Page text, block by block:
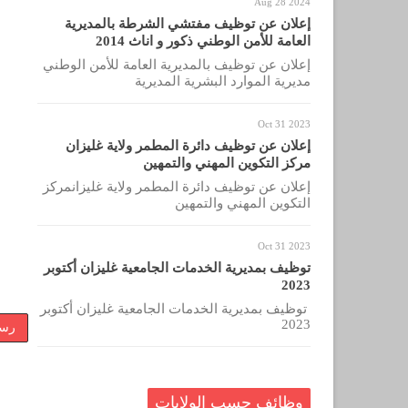
إعلان عن توظيف مفتشي الشرطة بالمديرية
العامة للأمن الوطني ذكور و اناث 2014
إعلان عن توظيف بالمديرية العامة للأمن الوطني
مديرية الموارد البشرية المديرية
Oct 31 2023
إعلان عن توظيف دائرة المطمر ولاية غليزان
مركز التكوين المهني والتمهين
إعلان عن توظيف دائرة المطمر ولاية غليزانمركز
التكوين المهني والتمهين
Oct 31 2023
توظيف بمديرية الخدمات الجامعية غليزان أكتوبر
2023
توظيف بمديرية الخدمات الجامعية غليزان أكتوبر
2023
وظائف حسب الولايات